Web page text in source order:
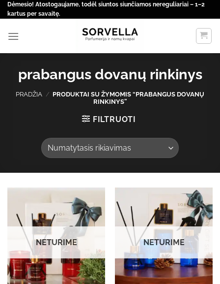
Skip
to
Dėmesio! Atostogaujame, todėl siuntos siunčiamos nereguliariai – 1–2
kartus per savaitę.
prabangus dovanų rinkinys
PRADŽIA / PRODUKTAI SU ŽYMOMIS “PRABANGUS DOVANŲ
RINKINYS”
FILTRUOTI
NETURIME NETURIME